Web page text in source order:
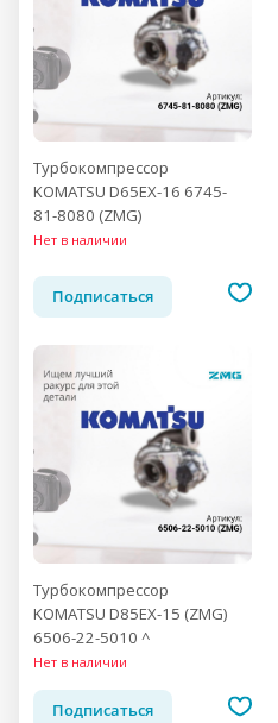
Турбокомпрессор
KOMATSU D65EX-16 6745-
81-8080 (ZMG)
Нет в наличии
Подписаться
Турбокомпрессор
KOMATSU D85EX-15 (ZMG)
6506-22-5010 ^
Нет в наличии
Подписаться